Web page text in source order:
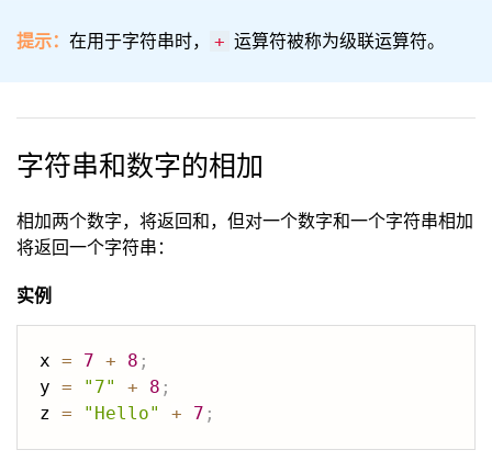
提示： 在用于字符串时， + 运算符被称为级联运算符。
字符串和数字的相加
相加两个数字，将返回和，但对一个数字和一个字符串相加
将返回一个字符串：
实例
x = 7 + 8 ;
y = "7" + 8 ;
z = "Hello" + 7 ;